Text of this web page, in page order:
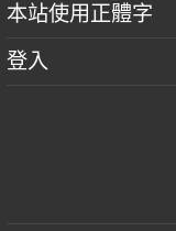
本站使用正體字
登入